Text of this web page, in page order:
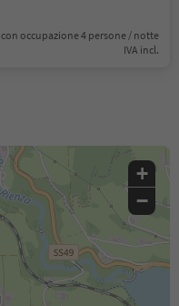
con occupazione 4 persone / notte
IVA incl.
+
−